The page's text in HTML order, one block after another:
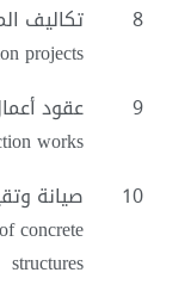
8
تكاليف
projects
9
عقود
works
10
صيانة
concrete
structures